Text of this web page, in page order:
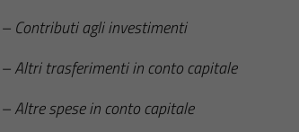
– Contributi agli investimenti
– Altri trasferimenti in conto capitale
– Altre spese in conto capitale